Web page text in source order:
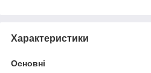
Характеристики
Основні